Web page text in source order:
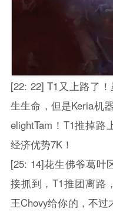
[22: 22] T1又上路了
生生命，但是Keria机
elightTam！T1推掉路
经济优势7K！
[25: 14]花生佛爷葛叶
接抓到，T1推团离路
王Chovy给你的，不